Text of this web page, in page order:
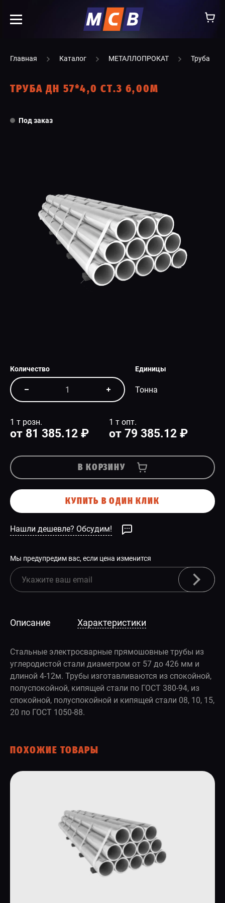
УСЛУГИ
КОНТАКТЫ
СПЕЦПРЕДЛОЖЕНИЕ
Главная Каталог МЕТАЛЛОПРОКАТ Труба
ТРУБА ДН 57*4,0 СТ.3 6,00М
Под заказ
Количество Единицы
Тонна
1 т розн.
от 81 385.12 ₽
1 т опт.
от 79 385.12 ₽
В КОРЗИНУ
КУПИТЬ В ОДИН КЛИК
Нашли дешевле? Обсудим!
Мы предупредим вас, если цена изменится
Описание Характеристики
Стальные электросварные прямошовные трубы из
углеродистой стали диаметром от 57 до 426 мм и
длиной 4-12м. Трубы изготавливаются из спокойной,
полуспокойной, кипящей стали по ГОСТ 380-94, из
спокойной, полуспокойной и кипящей стали 08, 10, 15,
20 по ГОСТ 1050-88.
ПОХОЖИЕ ТОВАРЫ